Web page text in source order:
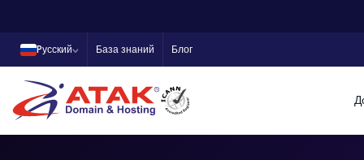
Pусский База знаний Блог